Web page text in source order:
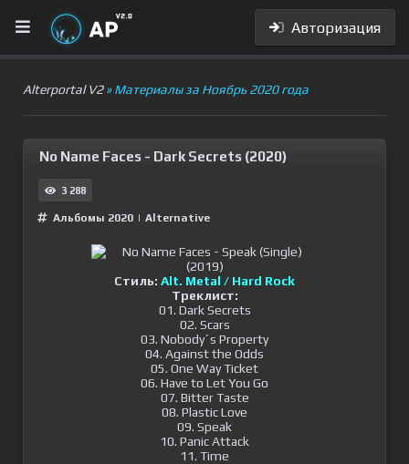
Авторизация
Alterportal V2» Материалы за Ноябрь 2020 года
No Name Faces - Dark Secrets (2020)
3 288
Альбомы 2020 | Alternative
Стиль: Alt. Metal / Hard Rock
Треклист:
01. Dark Secrets
02. Scars
03. Nobody´s Property
04. Against the Odds
05. One Way Ticket
06. Have to Let You Go
07. Bitter Taste
08. Plastic Love
09. Speak
10. Panic Attack
11. Time